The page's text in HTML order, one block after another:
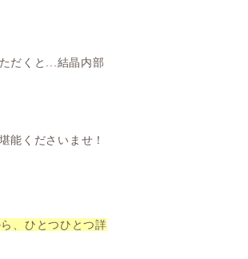
だくと...結晶内部
能くださいませ！
、ひとつひとつ詳